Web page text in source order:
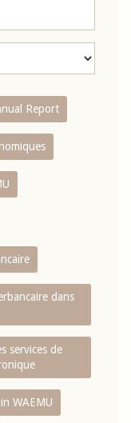
Report
dans
services de
WAEMU